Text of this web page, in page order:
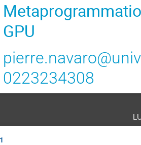
GPU
0223234308